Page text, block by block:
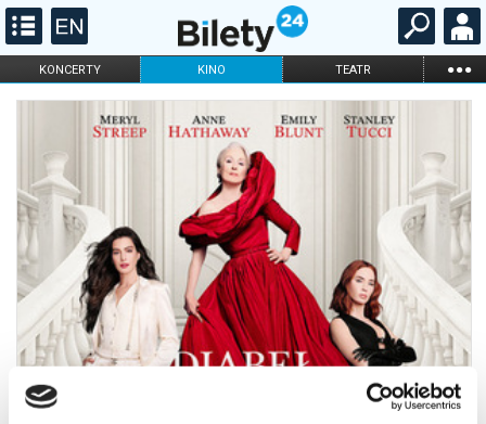
KONCERTY KINO TEATR ...
FILHARMONIA OPERA I BALET
DLA DZIECI
ONLINE KARNETY